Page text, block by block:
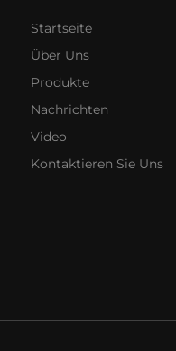
Startseite
Über Uns
Produkte
Nachrichten
Video
Kontaktieren Sie Uns